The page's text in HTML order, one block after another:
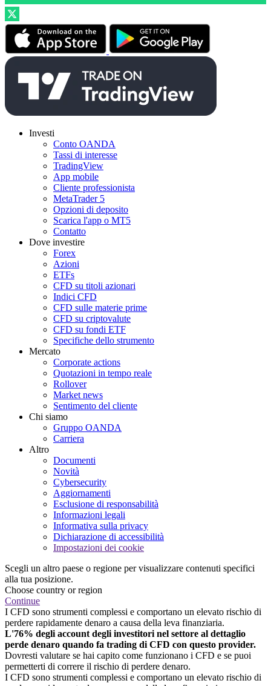
Investi
Conto OANDA
Tassi di interesse
TradingView
App mobile
Cliente professionista
MetaTrader 5
Opzioni di deposito
Scarica l'app o MT5
Contatto
Dove investire
Forex
Azioni
ETFs
CFD su titoli azionari
Indici CFD
CFD sulle materie prime
CFD su criptovalute
CFD su fondi ETF
Specifiche dello strumento
Mercato
Corporate actions
Quotazioni in tempo reale
Rollover
Market news
Sentimento del cliente
Chi siamo
Gruppo OANDA
Carriera
Altro
Documenti
Novità
Cybersecurity
Aggiornamenti
Esclusione di responsabilità
Informazioni legali
Informativa sulla privacy
Dichiarazione di accessibilità
Impostazioni dei cookie
Scegli un altro paese o regione per visualizzare contenuti specifici
alla tua posizione.
Choose country or region
Continue
I CFD sono strumenti complessi e comportano un elevato rischio di
perdere rapidamente denaro a causa della leva finanziaria.
L'76% degli account degli investitori nel settore al dettaglio
perde denaro quando fa trading di CFD con questo provider.
Dovresti valutare se hai capito come funzionano i CFD e se puoi
permetterti di correre il rischio di perdere denaro.
I CFD sono strumenti complessi e comportano un elevato rischio di